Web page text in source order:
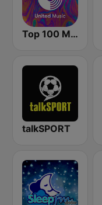
Top 100 Minimal - United Music
talkSPORT